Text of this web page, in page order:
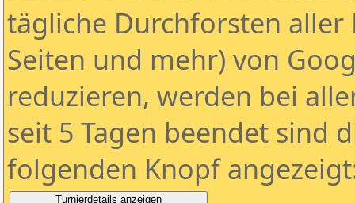
tägliche Durchforsten aller
Seiten und mehr) von
reduzieren, werden bei
seit 5 Tagen beendet sind
folgenden Knopf